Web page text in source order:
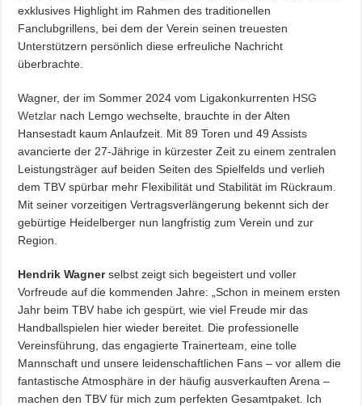
exklusives Highlight im Rahmen des traditionellen
Fanclubgrillens, bei dem der Verein seinen treuesten
Unterstützern persönlich diese erfreuliche Nachricht
überbrachte.
Wagner, der im Sommer 2024 vom Ligakonkurrenten HSG
Wetzlar nach Lemgo wechselte, brauchte in der Alten
Hansestadt kaum Anlaufzeit. Mit 89 Toren und 49 Assists
avancierte der 27-Jährige in kürzester Zeit zu einem zentralen
Leistungsträger auf beiden Seiten des Spielfelds und verlieh
dem TBV spürbar mehr Flexibilität und Stabilität im Rückraum.
Mit seiner vorzeitigen Vertragsverlängerung bekennt sich der
gebürtige Heidelberger nun langfristig zum Verein und zur
Region.
Hendrik Wagnerselbst zeigt sich begeistert und voller
Vorfreude auf die kommenden Jahre: „Schon in meinem ersten
Jahr beim TBV habe ich gespürt, wie viel Freude mir das
Handballspielen hier wieder bereitet. Die professionelle
Vereinsführung, das engagierte Trainerteam, eine tolle
Mannschaft und unsere leidenschaftlichen Fans – vor allem die
fantastische Atmosphäre in der häufig ausverkauften Arena –
machen den TBV für mich zum perfekten Gesamtpaket. Ich